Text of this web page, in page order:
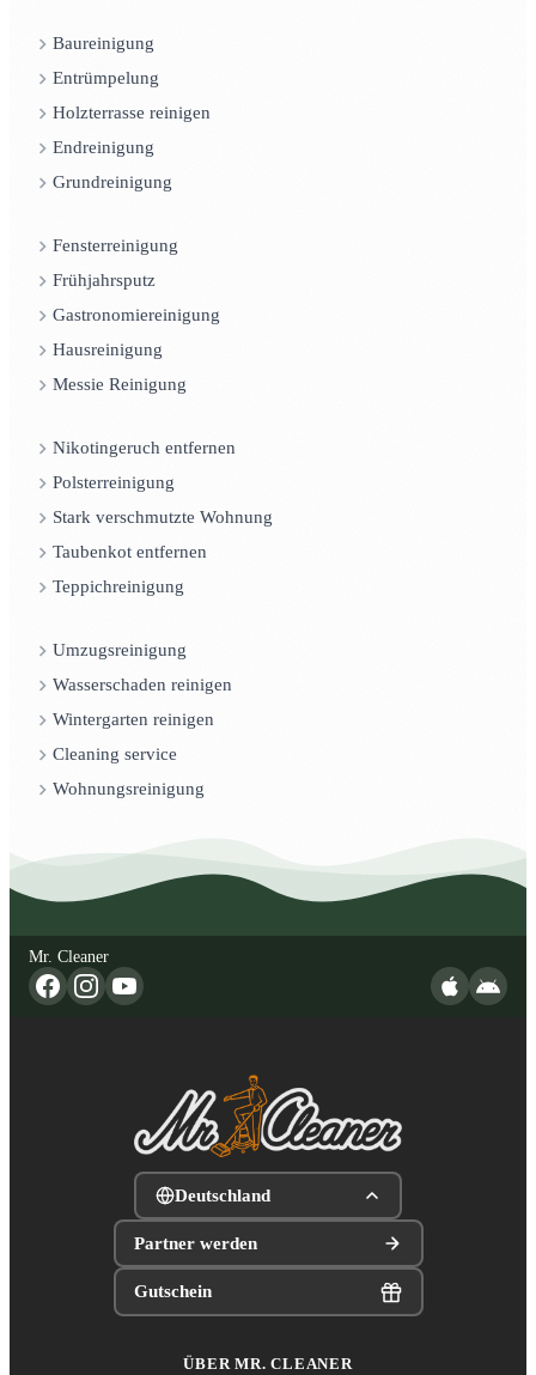
Baureinigung
Entrümpelung
Holzterrasse reinigen
Endreinigung
Grundreinigung
Fensterreinigung
Frühjahrsputz
Gastronomiereinigung
Hausreinigung
Messie Reinigung
Nikotingeruch entfernen
Polsterreinigung
Stark verschmutzte Wohnung
Taubenkot entfernen
Teppichreinigung
Umzugsreinigung
Wasserschaden reinigen
Wintergarten reinigen
Cleaning service
Wohnungsreinigung
Mr. Cleaner
Deutschland
Partner werden
Gutschein
ÜBER MR. CLEANER